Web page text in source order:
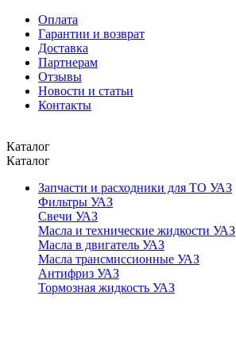
Оплата
Гарантии и возврат
Доставка
Партнерам
Отзывы
Новости и статьи
Контакты
Каталог
Каталог
Запчасти и расходники для ТО УАЗ
Фильтры УАЗ
Свечи УАЗ
Масла и технические жидкости УАЗ
Масла в двигатель УАЗ
Масла трансмиссионные УАЗ
Антифриз УАЗ
Тормозная жидкость УАЗ